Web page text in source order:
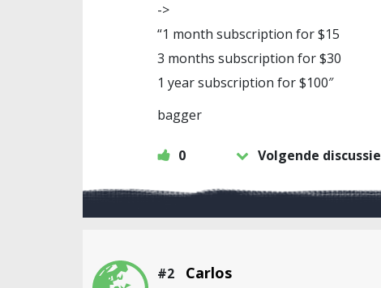
->
“1 month subscription for $15
3 months subscription for $30
1 year subscription for $100″
bagger
0 Volgende discussie
#2 Carlos